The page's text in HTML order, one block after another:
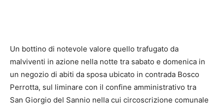
Un bottino di notevole valore quello trafugato da
malviventi in azione nella notte tra sabato e domenica in
un negozio di abiti da sposa ubicato in contrada Bosco
Perrotta, sul liminare con il confine amministrativo tra
San Giorgio del Sannio nella cui circoscrizione comunale